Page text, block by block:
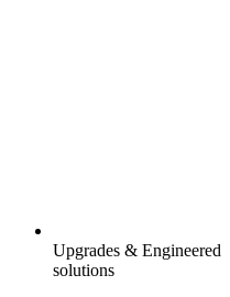
Upgrades & Engineered
solutions